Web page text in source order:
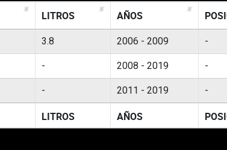
LITROS AÑOS
3.8 2006 - 2009 -
- 2008 - 2019 -
- 2011 - 2019 -
LITROS AÑOS